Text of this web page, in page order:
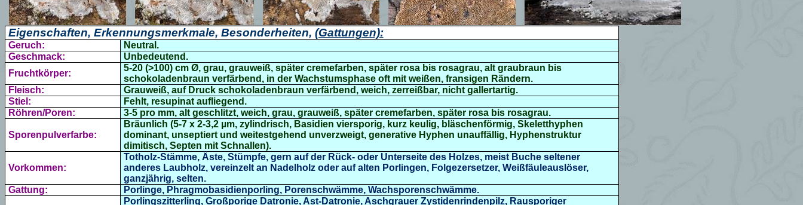
Eigenschaften, Erkennungsmerkmale, Besonderheiten, (Gattungen):
Geruch:
Neutral.
Geschmack:
Unbedeutend.
Fruchtkörper:
5-20 (>100) cm Ø, grau, grauweiß, später cremefarben, später rosa bis rosagrau, alt graubraun bis
schokoladenbraun verfärbend, in der Wachstumsphase oft mit weißen, fransigen Rändern.
Fleisch:
Grauweiß, auf Druck schokoladenbraun verfärbend, weich, zerreißbar, nicht gallertartig.
Stiel:
Fehlt, resupinat aufliegend.
Röhren/Poren:
3-5 pro mm, alt geschlitzt, weich, grau, grauweiß, später cremefarben, später rosa bis rosagrau.
Sporenpulverfarbe:
Bräunlich (5-7 x 2-3,2 µm, zylindrisch, Basidien viersporig, kurz keulig, bläschenförmig, Skeletthyphen
dominant, unseptiert und weitestgehend unverzweigt, generative Hyphen unauffällig, Hyphenstruktur
dimitisch, Septen mit Schnallen).
Vorkommen:
Totholz-Stämme, Äste, Stümpfe, gern auf der Rück- oder Unterseite des Holzes, meist Buche seltener
anderes Laubholz, vereinzelt an Nadelholz oder auf alten Porlingen, Folgezersetzer, Weißfäuleauslöser,
ganzjährig, selten.
Gattung:
Porlinge, Phragmobasidienporling, Porenschwämme, Wachsporenschwämme.
Porlingszitterling, Großporige Datronie, Ast-Datronie, Aschgrauer Zystidenrindenpilz, Rausporiger